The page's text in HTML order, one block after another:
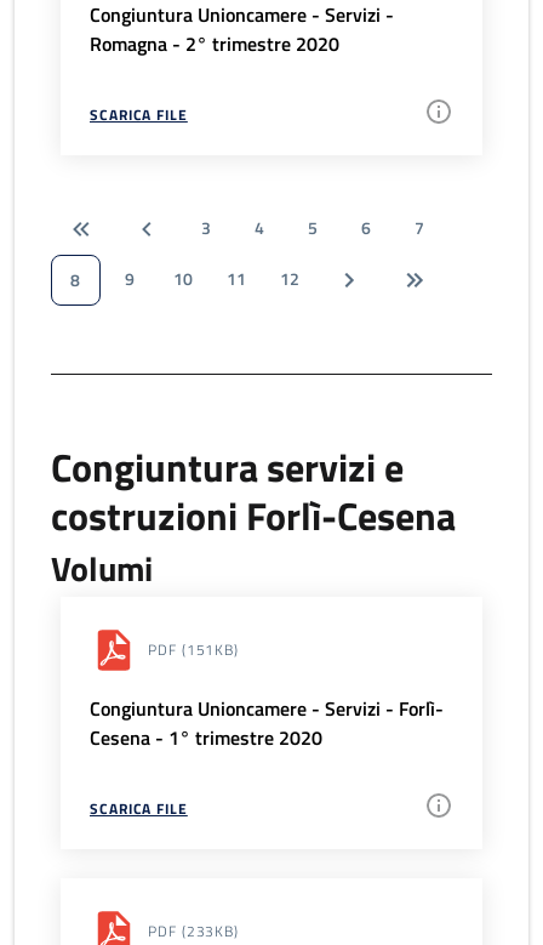
Congiuntura Unioncamere - Servizi -
Romagna - 2° trimestre 2020
SCARICA FILE
3 4 5 6
7
8
9 10 11 12
Congiuntura servizi e
costruzioni Forlì-Cesena
Volumi
PDF (151KB)
Congiuntura Unioncamere - Servizi - Forlì-
Cesena - 1° trimestre 2020
SCARICA FILE
PDF (233KB)